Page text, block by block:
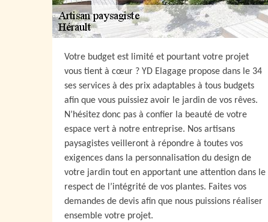
Votre budget est limité et pourtant votre projet
vous tient à cœur ? YD Elagage propose dans le 34
ses services à des prix adaptables à tous budgets
afin que vous puissiez avoir le jardin de vos rêves.
N’hésitez donc pas à confier la beauté de votre
espace vert à notre entreprise. Nos artisans
paysagistes veilleront à répondre à toutes vos
exigences dans la personnalisation du design de
votre jardin tout en apportant une attention dans le
respect de l’intégrité de vos plantes. Faites vos
demandes de devis afin que nous puissions réaliser
ensemble votre projet.